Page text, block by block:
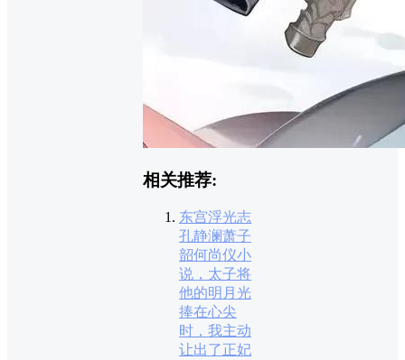
相关推荐:
东宫浮光志
孔静澜萧子
韶何尚仪小
说，太子将
他的明月光
捧在心尖
时，我主动
让出了正妃